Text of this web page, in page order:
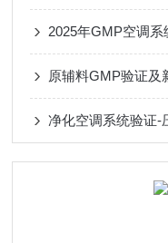
2025年GMP空调系
原辅料GMP验证及
净化空调系统验证-